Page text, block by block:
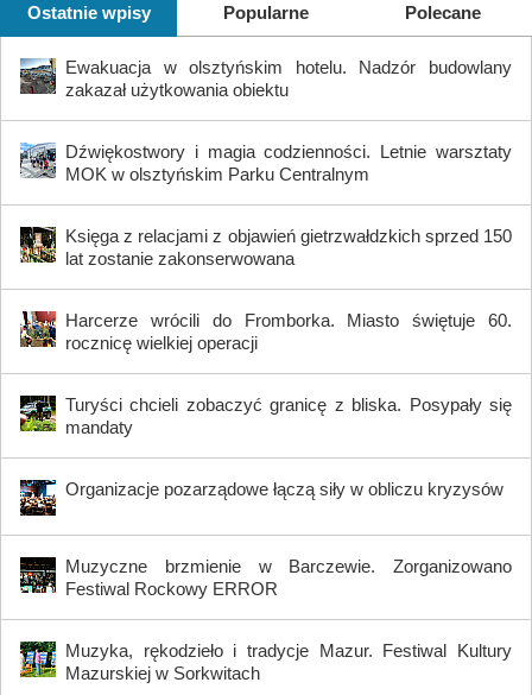
Ostatnie wpisy Popularne Polecane
Ewakuacja w olsztyńskim hotelu. Nadzór budowlany
zakazał użytkowania obiektu
Dźwiękostwory i magia codzienności. Letnie warsztaty
MOK w olsztyńskim Parku Centralnym
Księga z relacjami z objawień gietrzwałdzkich sprzed 150
lat zostanie zakonserwowana
Harcerze wrócili do Fromborka. Miasto świętuje 60.
rocznicę wielkiej operacji
Turyści chcieli zobaczyć granicę z bliska. Posypały się
mandaty
Organizacje pozarządowe łączą siły w obliczu kryzysów
Muzyczne brzmienie w Barczewie. Zorganizowano
Festiwal Rockowy ERROR
Muzyka, rękodzieło i tradycje Mazur. Festiwal Kultury
Mazurskiej w Sorkwitach